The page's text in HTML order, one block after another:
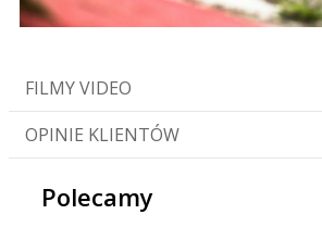
FILMY VIDEO
OPINIE KLIENTÓW
Polecamy